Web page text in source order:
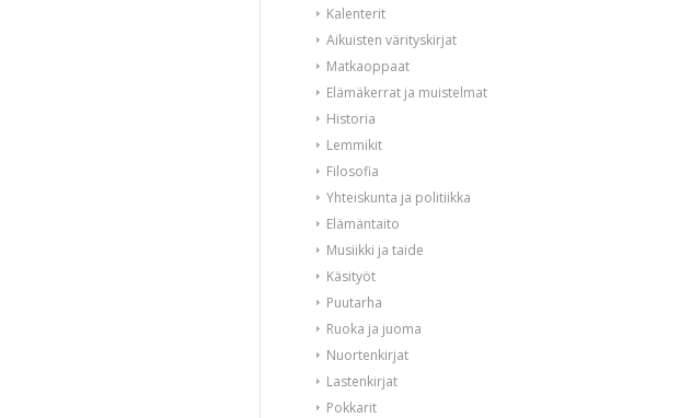
Kalenterit
Aikuisten värityskirjat
Matkaoppaat
Elämäkerrat ja muistelmat
Historia
Lemmikit
Filosofia
Yhteiskunta ja politiikka
Elämäntaito
Musiikki ja taide
Käsityöt
Puutarha
Ruoka ja juoma
Nuortenkirjat
Lastenkirjat
Pokkarit